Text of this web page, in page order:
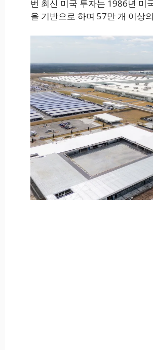
번 최신 미국 투자는 1986년 미
을 기반으로 하며 57만 개 이상